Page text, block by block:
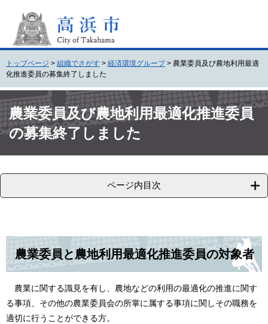
頭
。
飛
て
本
文
トップページ > 組織でさがす > 経済環境グループ > 農業委員及び農地利用最適
化推進委員の募集終了しました
文 農業委員及び農地利用最適化推進委員
の募集終了しました
ページ内目次
農業委員と農地利用最適化推進委員の対象者
農業に関する識見を有し、農地などの利用の最適化の推進に関す
る事項、その他の農業委員会の所掌に属する事項に関しその職務を
適切に行うことができる方。